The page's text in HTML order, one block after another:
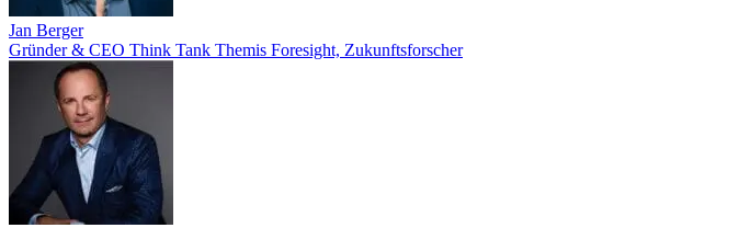
Jan Berger
Gründer & CEO Think Tank Themis Foresight, Zukunftsforscher